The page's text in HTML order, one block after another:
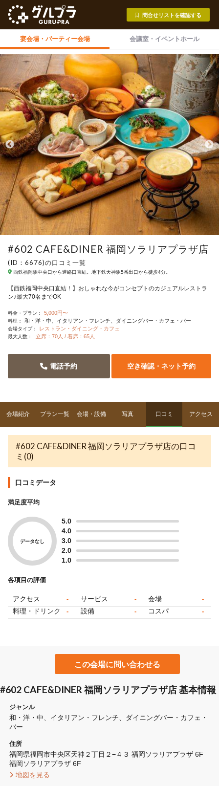
問合せリストを確認する
宴会場・ パーティー会場 会議室・ イベントホール
#602 CAFE&DINER 福岡ソラリアプラザ店
(ID：6676)の口コミ一覧
西鉄福岡駅中央口から連絡口直結。地下鉄天神駅5番出口から徒歩4分。
【西鉄福岡中央口直結！】おしゃれな今がコンセプトのカジュアルレストラ
ン♪最大70名までOK
料金・プラン： 5,000円〜
料理： 和・洋・中 イタリアン・フレンチ ダイニングバー・カフェ・バー
会場タイプ： レストラン・ダイニング・カフェ
最大人数： 立席：70人 / 着席：65人
空き確認・ネット予約
電話予約
会場紹介 プラン一覧 会場・設備 写真 口コミ アクセス
#602 CAFE&DINER 福岡ソラリアプラザ店の口コ
ミ(0)
口コミデータ
満足度平均
データなし
5.0
4.0
3.0
2.0
1.0
各項目の評価
アクセス - サービス - 会場 -
料理・ドリンク - 設備 - コスパ -
この会場に問い合わせる
#602 CAFE&DINER 福岡ソラリアプラザ店 基本情報
ジャンル
和・洋・中 イタリアン・フレンチ
ダイニングバー・カフェ・
バー
住所
福岡県福岡市中央区天神２丁目２−４３ 福岡ソラリアプラザ 6F
福岡ソラリアプラザ 6F
地図を見る